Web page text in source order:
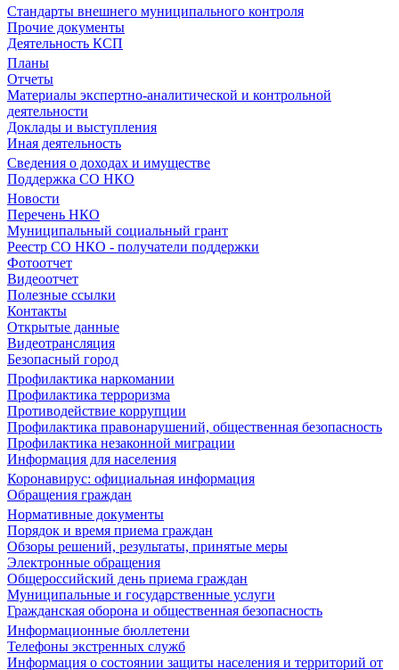
Стандарты внешнего муниципального контроля
Прочие документы
Деятельность КСП
Планы
Отчеты
Материалы экспертно-аналитической и контрольной
деятельности
Доклады и выступления
Иная деятельность
Сведения о доходах и имуществе
Поддержка СО НКО
Новости
Перечень НКО
Муниципальный социальный грант
Реестр СО НКО - получатели поддержки
Фотоотчет
Видеоотчет
Полезные ссылки
Контакты
Открытые данные
Видеотрансляция
Безопасный город
Профилактика наркомании
Профилактика терроризма
Противодействие коррупции
Профилактика правонарушений, общественная безопасность
Профилактика незаконной миграции
Информация для населения
Коронавирус: официальная информация
Обращения граждан
Нормативные документы
Порядок и время приема граждан
Обзоры решений, результаты, принятые меры
Электронные обращения
Общероссийский день приема граждан
Муниципальные и государственные услуги
Гражданская оборона и общественная безопасность
Информационные бюллетени
Телефоны экстренных служб
Информация о состоянии защиты населения и территорий от